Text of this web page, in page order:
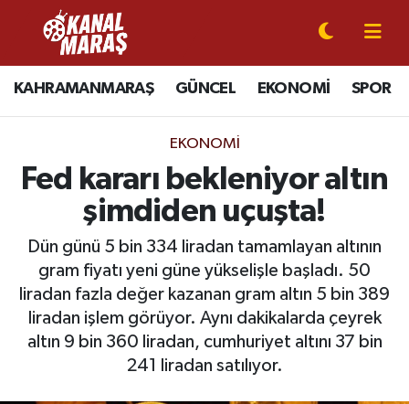
KAHRAMANMARAŞ GÜNCEL EKONOMİ SPOR
EKONOMI
Fed kararı bekleniyor altın
şimdiden uçuşta!
Dün günü 5 bin 334 liradan tamamlayan altının
gram fiyatı yeni güne yükselişle başladı. 50
liradan fazla değer kazanan gram altın 5 bin 389
liradan işlem görüyor. Aynı dakikalarda çeyrek
altın 9 bin 360 liradan, cumhuriyet altını 37 bin
241 liradan satılıyor.
CANLI YAYIN
KAHRAMANMARAŞ
SPOR
SİYASET
EKONOMİ
GÜNDEM
Kahramanmaraş Nöbetçi Eczaneler
Kahramanmaraş Hava Durumu
Kahramanmaraş Namaz Vakitleri
Kahramanmaraş Trafik Yoğunluk Haritası
Süper Lig Puan Durumu ve Fikstür
Tüm Manşetler
Son Dakika Haberleri